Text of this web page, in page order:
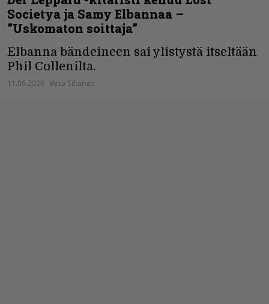
Societya ja Samy Elbannaa –
”Uskomaton soittaja”
Elbanna bändeineen sai ylistystä itseltään
Phil Collenilta.
11.06.2026 Vesa Siltanen